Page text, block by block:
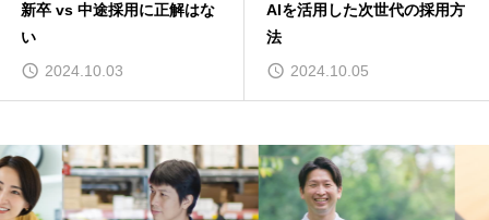
新卒 vs 中途採用に正解はな
い
2024.10.03
AIを活用した次世代の採用方
法
2024.10.05